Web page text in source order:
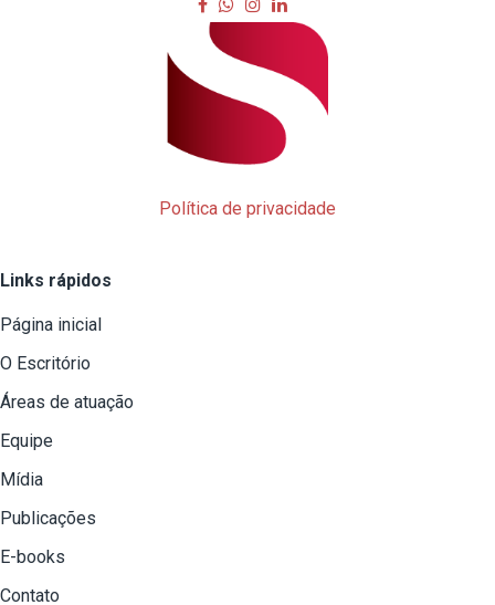
Política de privacidade
Links rápidos
Página inicial
O Escritório
Áreas de atuação
Equipe
Mídia
Publicações
E-books
Contato